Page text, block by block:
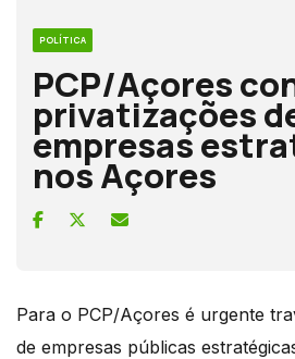
POLÍTICA
PCP/Açores
privatizações
empresas
nos Açores
Para o PCP/Açores é urgente
de empresas públicas